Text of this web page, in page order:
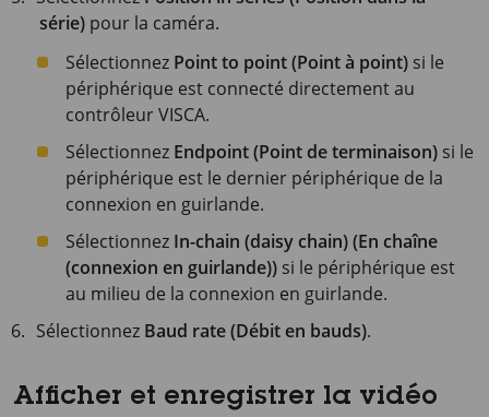
série) pour la caméra.
Sélectionnez Point to point (Point à point) si le
périphérique est connecté directement au
contrôleur VISCA.
Sélectionnez Endpoint (Point de terminaison) si le
périphérique est le dernier périphérique de la
connexion en guirlande.
Sélectionnez In-chain (daisy chain) (En chaîne
(connexion en guirlande)) si le périphérique est
au milieu de la connexion en guirlande.
Sélectionnez Baud rate (Débit en bauds).
Afficher et enregistrer la vidéo